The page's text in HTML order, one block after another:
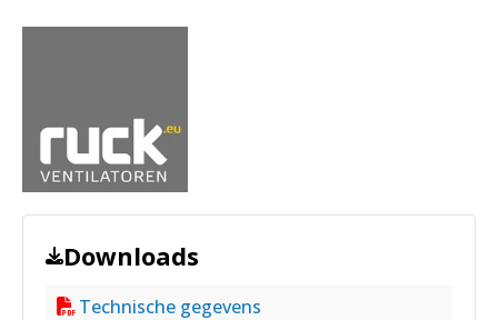
Downloads
Technische gegevens